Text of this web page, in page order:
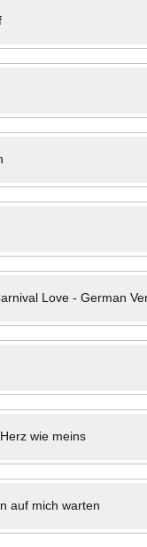
Love - German
wie meins
auf mich warten